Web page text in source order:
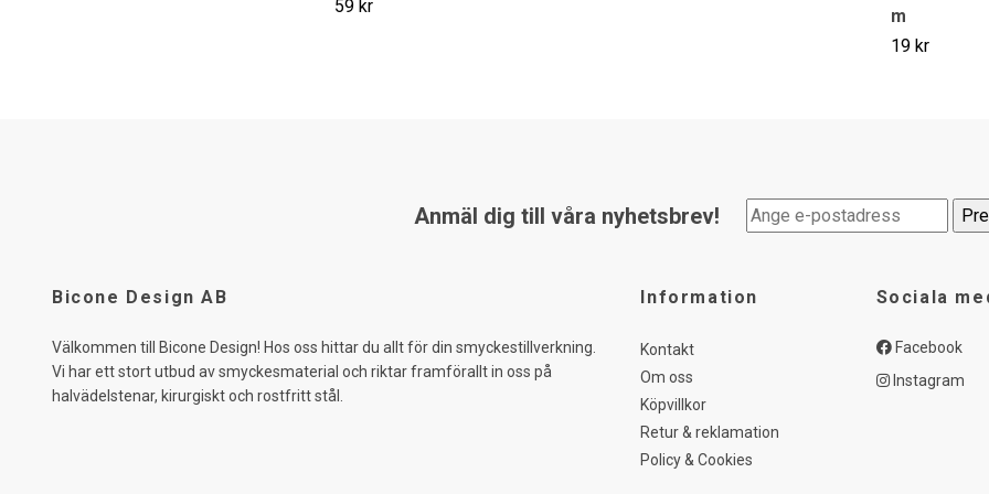
59 kr
m
19 kr
Anmäl dig till våra nyhetsbrev!
Bicone Design AB
Välkommen till Bicone Design! Hos oss hittar du allt för din smyckestillverkning.
Vi har ett stort utbud av smyckesmaterial och riktar framförallt in oss på
halvädelstenar, kirurgiskt och rostfritt stål.
Information
Kontakt
Om oss
Köpvillkor
Retur & reklamation
Policy & Cookies
Sociala
Facebook
Instagram